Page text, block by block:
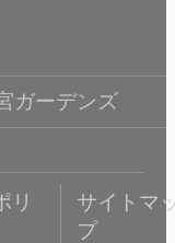
ガーデンズ
リ
サイトマ
プ